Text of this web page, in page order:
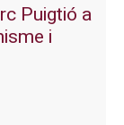
Puigtió a
i